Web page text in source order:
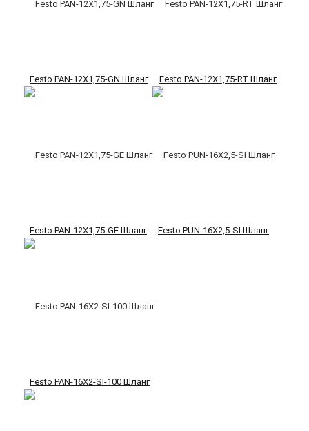
Festo PAN-12X1,75-GN Шланг Festo PAN-12X1,75-RT Шланг
Festo PAN-12X1,75-GE Шланг Festo PUN-16X2,5-SI Шланг
Festo PAN-16X2-SI-100 Шланг